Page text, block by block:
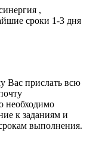
,
сроки 1-3 дня
Вас прислать всю
необходимо
к заданиям и
выполнения.